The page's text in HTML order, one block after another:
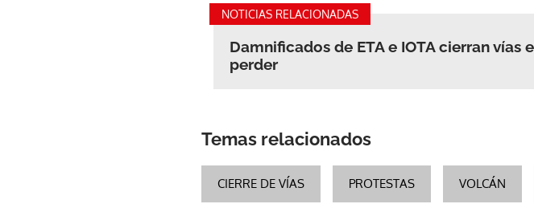
NOTICIAS RELACIONADAS
Damnificados de ETA e IOTA cierran vías
perder
Temas relacionados
CIERRE DE VÍAS PROTESTAS VOLCÁN